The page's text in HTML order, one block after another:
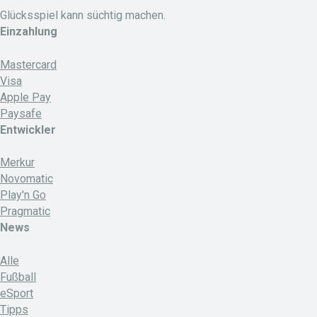
Glücksspiel kann süchtig machen.
Einzahlung
Mastercard
Visa
Apple Pay
Paysafe
Entwickler
Merkur
Novomatic
Play'n Go
Pragmatic
News
Alle
Fußball
eSport
Tipps